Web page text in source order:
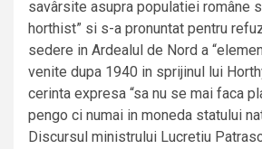
savârsite asupra populatiei române
horthist” si s-a pronuntat pentru
sedere in Ardealul de Nord a
venite dupa 1940 in sprijinul lui
cerinta expresa “sa nu se mai faca
pengo ci numai in moneda statului
Discursul ministrului Lucretiu